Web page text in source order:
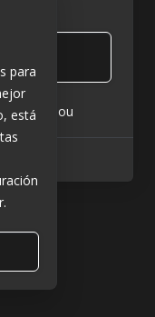
nou
para
está